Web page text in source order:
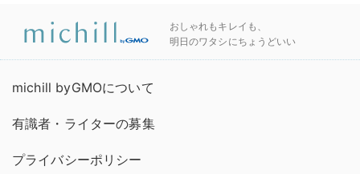
おしゃれもキレイも、
明日のワタシにちょうどいい
michill byGMOについて
有識者・ライターの募集
プライバシーポリシー